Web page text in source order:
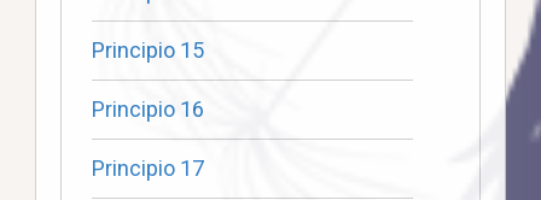
Principio 15
Principio 16
Principio 17